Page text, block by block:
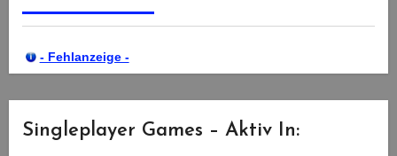
- Fehlanzeige -
Singleplayer Games – Aktiv In: